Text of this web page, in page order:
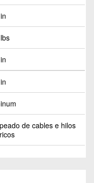
de cables e hilos